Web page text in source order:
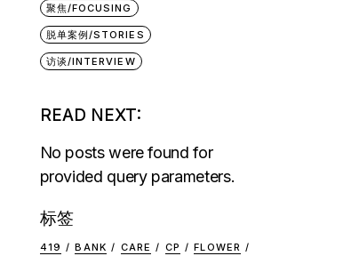
聚焦/FOCUSING
脱单案例/STORIES
访谈/INTERVIEW
READ NEXT:
No posts were found for
provided query parameters.
标签
419 BANK CARE CP
FLOWER